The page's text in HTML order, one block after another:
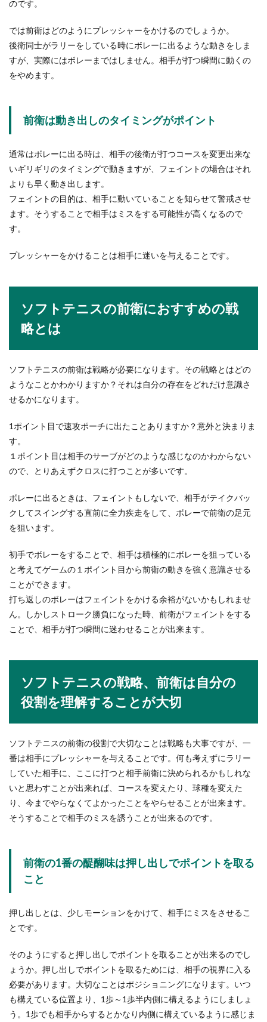
ね。バスケを始めたばかりだと、やはりたくさん
の練...
れる...
職場にいるうるさい人への対処法。相
と感じますか？仕事のやり方？プライベート自
ける投げ方の基本はわかりますか？それをさらに
ワン...
の基本からコツまで解説
ソフトテニスでサーブを確実に入れるためにはト
ばかりの初心...
電話が苦手な若者が急増中！その原因
と対処方法について
ね。しかし苦手を通り越して、いま電話に出るこ
とが出来ない若...
のです。
では前衛はどのようにプレッシャーをかけるのでしょうか。
後衛同士がラリーをしている時にボレーに出るような動きをしま
すが、実際にはボレーまではしません。相手が打つ瞬間に動くの
をやめます。
前衛は動き出しのタイミングがポイント
通常はボレーに出る時は、相手の後衛が打つコースを変更出来な
いギリギリのタイミングで動きますが、フェイントの場合はそれ
よりも早く動き出します。
フェイントの目的は、相手に動いていることを知らせて警戒させ
ます。そうすることで相手はミスをする可能性が高くなるので
す。
プレッシャーをかけることは相手に迷いを与えることです。
ソフトテニスの前衛におすすめの戦
略とは
ソフトテニスの前衛は戦略が必要になります。その戦略とはどの
ようなことかわかりますか？それは自分の存在をどれだけ意識さ
せるかになります。
1ポイント目で速攻ポーチに出たことありますか？意外と決まりま
す。
１ポイント目は相手のサーブがどのような感じなのかわからない
ので、とりあえずクロスに打つことが多いです。
ボレーに出るときは、フェイントもしないで、相手がテイクバッ
クしてスイングする直前に全力疾走をして、ボレーで前衛の足元
を狙います。
初手でボレーをすることで、相手は積極的にボレーを狙っている
と考えてゲームの１ポイント目から前衛の動きを強く意識させる
ことができます。
打ち返しのボレーはフェイントをかける余裕がないかもしれませ
ん。しかしストローク勝負になった時、前衛がフェイントをする
ことで、相手が打つ瞬間に迷わせることが出来ます。
ソフトテニスの戦略、前衛は自分の
役割を理解することが大切
ソフトテニスの前衛の役割で大切なことは戦略も大事ですが、一
番は相手にプレッシャーを与えることです。何も考えずにラリー
していた相手に、ここに打つと相手前衛に決められるかもしれな
いと思わすことが出来れば、コースを変えたり、球種を変えた
り、今までやらなくてよかったことをやらせることが出来ます。
そうすることで相手のミスを誘うことが出来るのです。
前衛の1番の醍醐味は押し出しでポイントを取る
こと
押し出しとは、少しモーションをかけて、相手にミスをさせるこ
とです。
そのようにすると押し出しでポイントを取ることが出来るのでし
ょうか。押し出しでポイントを取るためには、相手の視界に入る
必要があります。大切なことはポジショニングになります。いつ
も構えている位置より、1歩～1歩半内側に構えるようにしましょ
う。1歩でも相手からするとかなり内側に構えているように感じま